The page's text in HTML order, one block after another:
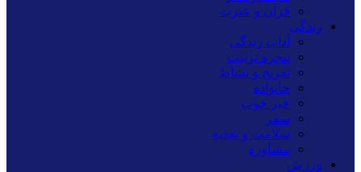
قرآن و عترت
زندگی
آداب زندگی
پنجره تربیت
تفریح و نشاط
خانواده
خبر خوب
سفر
سلامت و تغذیه
مشاوره
ورزش